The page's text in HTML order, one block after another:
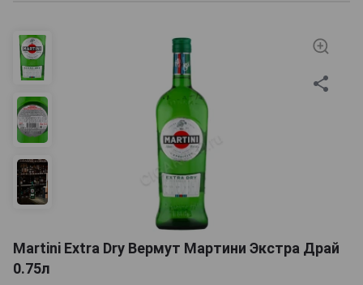
Martini Extra Dry Вермут Мартини Экстра Драй
0.75л